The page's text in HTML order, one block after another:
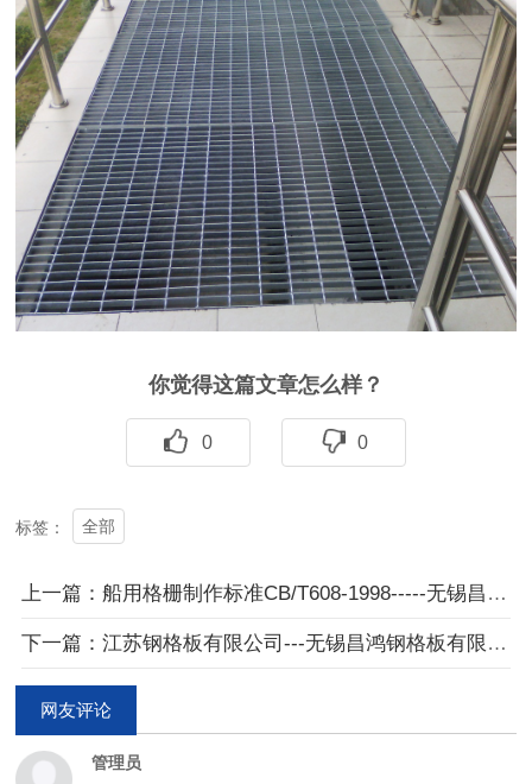
你觉得这篇文章怎么样？
0 0
标签： 全部
上一篇：船用格栅制作标准CB/T608-1998-----无锡昌鸿钢格板有限公司
下一篇：江苏钢格板有限公司---无锡昌鸿钢格板有限公司
网友评论
管理员